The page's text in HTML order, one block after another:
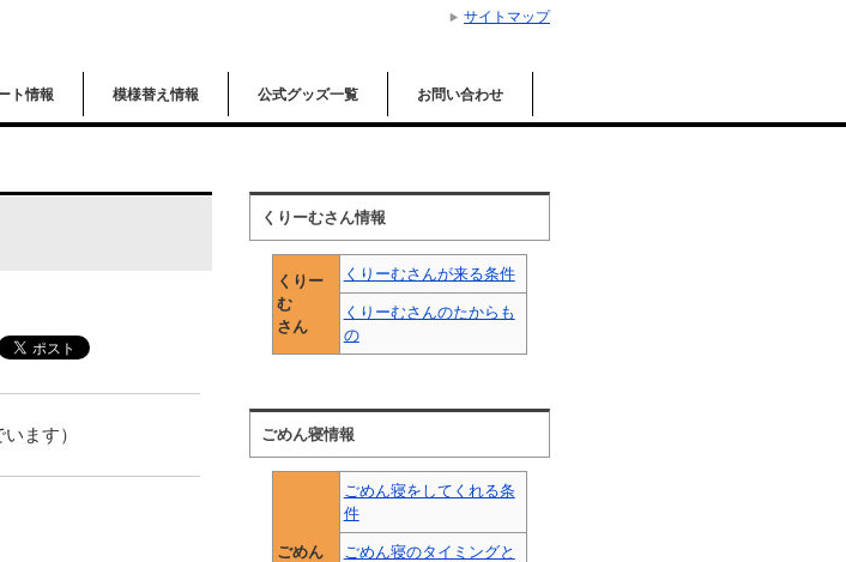
ト情報 模様替え情報 公式グッズ一覧 お問い合わせ
ます）
くりーむさん情報
くりー
む
さん
くりーむさんが来る条件
くりーむさんのたからも
の
ごめん寝情報
ごめん
ごめん寝をしてくれる条
件
ごめん寝のタイミングと
サイトマップ